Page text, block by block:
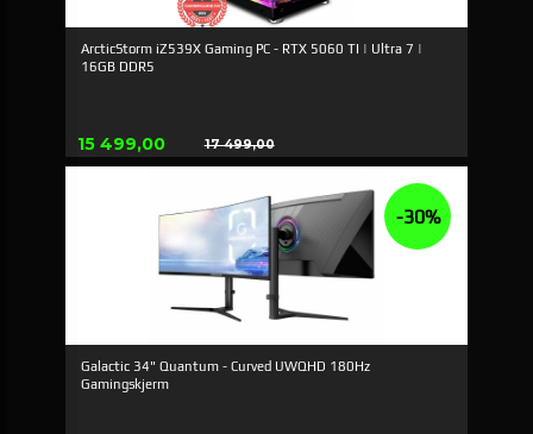
ArcticStorm iZ539X Gaming PC - RTX 5060 TI | Ultra 7 |
16GB DDR5
Tilbud
15 499,00 17 499,00
Rabatt
Galactic 34" Quantum - Curved UWQHD 180Hz
Gamingskjerm
-30%